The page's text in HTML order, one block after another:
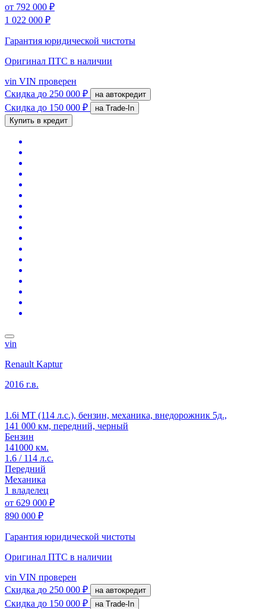
от 792 000 ₽
1 022 000 ₽
Гарантия юридической чистоты
Оригинал ПТС в наличии
vin VIN проверен
Скидка до 250 000 ₽ на автокредит
Скидка до 150 000 ₽
на Trade-In
Купить в кредит
vin
Renault Kaptur
2016 г.в.
1.6i MT (114 л.с.), бензин, механика, внедорожник 5д.,
141 000 км, передний, черный
Бензин
141000 км.
1.6 / 114 л.с.
Передний
Механика
1 владелец
от 629 000 ₽
890 000 ₽
Гарантия юридической чистоты
Оригинал ПТС в наличии
vin VIN проверен
Скидка до 250 000 ₽ на автокредит
Скидка до 150 000 ₽
на Trade-In